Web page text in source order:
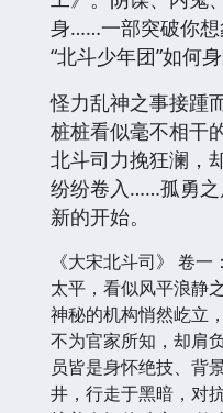
白金作家月关全新
力。
重磅IP，同名影视
人设惊艳，情节烧
工》。阴谋、内鬼
身……一部突破你想
“北斗少年团”如何
怪力乱神之事接踵
桩桩看似毫不相干
北斗司力挽狂澜，
纷纷卷入……孤勇之
新的开始。